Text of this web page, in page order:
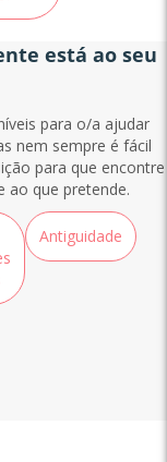
está ao seu
para o/a ajudar
nem sempre é fácil
para que encontre
ao que pretende.
Antiguidade